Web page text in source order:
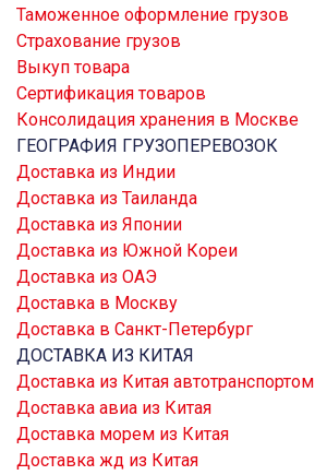
Таможенное оформление грузов
Страхование грузов
Выкуп товара
Сертификация товаров
Консолидация хранения в Москве
ГЕОГРАФИЯ ГРУЗОПЕРЕВОЗОК
Доставка из Индии
Доставка из Таиланда
Доставка из Японии
Доставка из Южной Кореи
Доставка из ОАЭ
Доставка в Москву
Доставка в Санкт-Петербург
ДОСТАВКА ИЗ КИТАЯ
Доставка из Китая автотранспортом
Доставка авиа из Китая
Доставка морем из Китая
Доставка жд из Китая